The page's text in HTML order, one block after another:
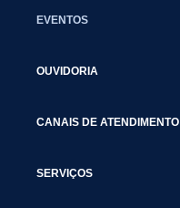
EVENTOS
OUVIDORIA
CANAIS DE ATENDIMENTO
SERVIÇOS